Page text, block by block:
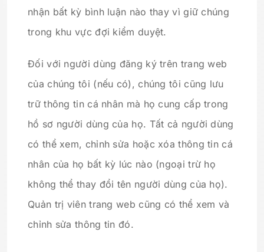
nhận bất kỳ bình luận nào thay vì giữ chúng
trong khu vực đợi kiểm duyệt.
Đối với người dùng đăng ký trên trang web
của chúng tôi (nếu có), chúng tôi cũng lưu
trữ thông tin cá nhân mà họ cung cấp trong
hồ sơ người dùng của họ. Tất cả người dùng
có thể xem, chỉnh sửa hoặc xóa thông tin cá
nhân của họ bất kỳ lúc nào (ngoại trừ họ
không thể thay đổi tên người dùng của họ).
Quản trị viên trang web cũng có thể xem và
chỉnh sửa thông tin đó.